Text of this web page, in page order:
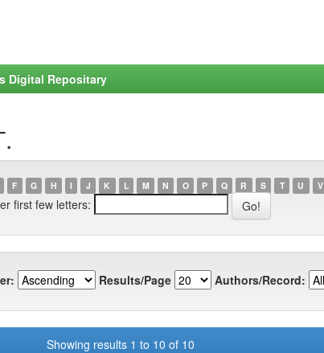
Digital Repositary
F G H I J K L M N O P Q R S T U V
first few letters:
Results/Page Authors/Record:
Showing results 1 to 10 of 10